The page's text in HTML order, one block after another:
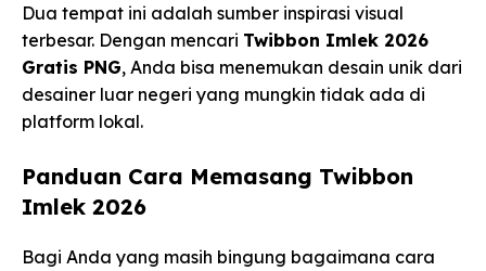
Dua tempat ini adalah sumber inspirasi visual
terbesar. Dengan mencari Twibbon Imlek 2026
Gratis PNG, Anda bisa menemukan desain unik dari
desainer luar negeri yang mungkin tidak ada di
platform lokal.
Panduan Cara Memasang Twibbon
Imlek 2026
Bagi Anda yang masih bingung bagaimana cara